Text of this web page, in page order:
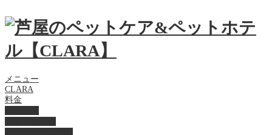
メニュー
CLARA
料金